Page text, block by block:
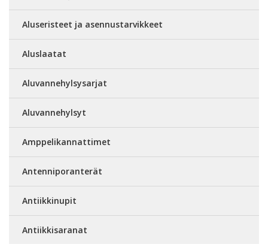
Aluseristeet ja asennustarvikkeet
Aluslaatat
Aluvannehylsysarjat
Aluvannehylsyt
Amppelikannattimet
Antenniporanterät
Antiikkinupit
Antiikkisaranat